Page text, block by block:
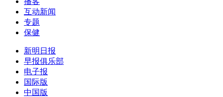
互动新闻
专题
保健
新明日报
早报俱乐部
电子报
国际版
中国版